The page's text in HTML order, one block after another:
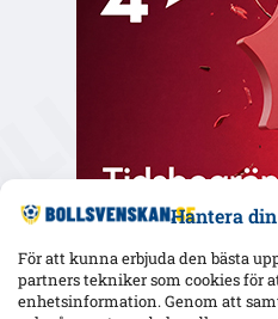
Hantera
För att kunna erbjuda den bästa
partners tekniker som cookies för
enhetsinformation. Genom att